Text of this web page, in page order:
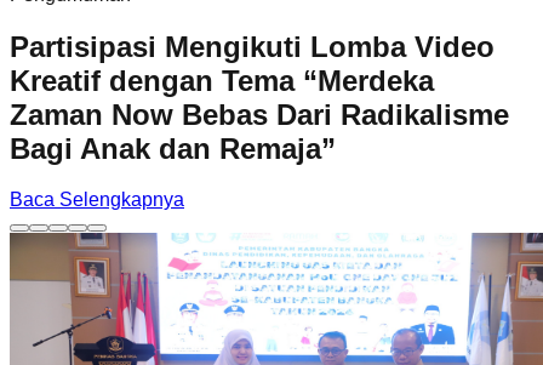
Partisipasi Mengikuti Lomba Video
Kreatif dengan Tema “Merdeka
Zaman Now Bebas Dari Radikalisme
Bagi Anak dan Remaja”
Baca Selengkapnya